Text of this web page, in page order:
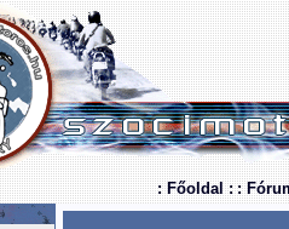
: Főoldal : :